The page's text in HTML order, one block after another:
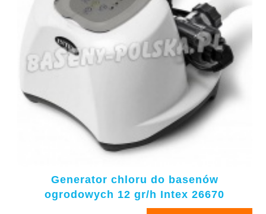
Generator chloru do basenów
ogrodowych 12 gr/h Intex 26670